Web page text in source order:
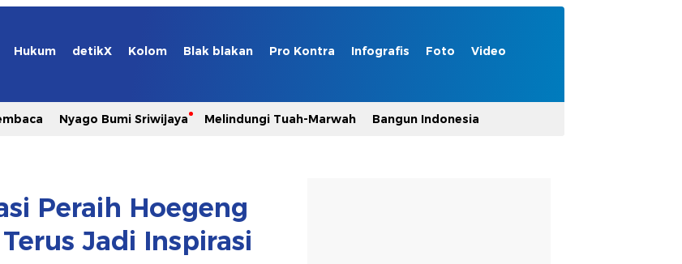
Hukum detikX Kolom Blak blakan Pro Kontra Infografis Foto Video
Nyago Bumi Sriwijaya Melindungi Tuah-Marwah Bangun Indonesia
Peraih Hoegeng
Jadi Inspirasi